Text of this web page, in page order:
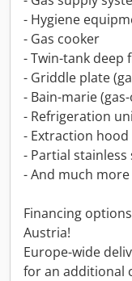
- Hygiene
- Gas cooker
- Twin-tank deep
- Griddle plate
- Bain-marie
- Refrigeration
- Extraction hood
- Partial
- And much more
Financing
Austria!
Europe-wide
for an additional